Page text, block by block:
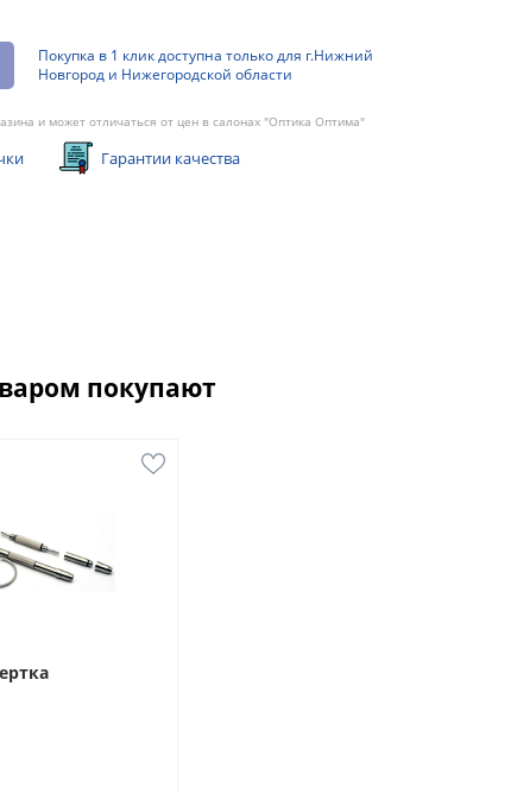
Покупка в 1 клик доступна только для г.Нижний
Новгород и Нижегородской области
и может отличаться от цен в салонах "Оптика Оптима"
Гарантии качества
покупают